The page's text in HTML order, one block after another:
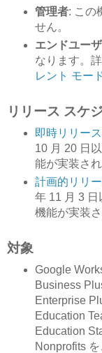
管理者: この
せん。
エンドユー
なります。詳
レント モー
リリース スケ
即時リリー
10 月 20 日
能が実装され
計画的リリ
年 11 月 3
機能が実装さ
対象
Google
Business
Enterprise
Education
Education
Nonprofits